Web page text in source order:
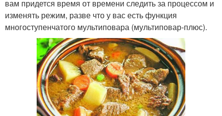
вам придется время от времени следить за процессом и
изменять режим, разве что у вас есть функция
многоступенчатого мультиповара (мультиповар-плюс).